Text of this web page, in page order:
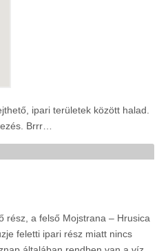
ipari területek között halad.
Brrr…
rész, a felső Mojstrana – Hrusica
feletti ipari rész miatt nincs